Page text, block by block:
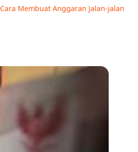
Cara Membuat Anggaran Jalan-jalan